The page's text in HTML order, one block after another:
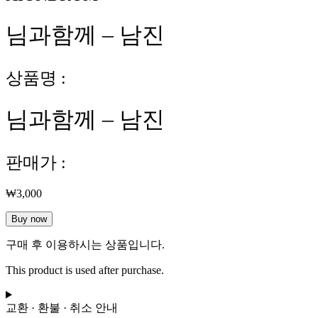
님과함께 – 남진
상품명 :
님과함께 – 남진
판매가 :
₩3,000
님
함
-
남
진
Buy now
구매 후 이용하시는 상품입니다.
This product is used after purchase.
교환 · 환불 · 취소 안내